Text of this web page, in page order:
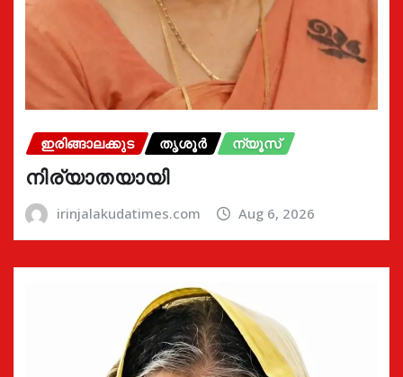
ഇരിങ്ങാലക്കുട തൃശൂർ ന്യൂസ്
നിര്യാതയായി
irinjalakudatimes.com Aug 6, 2026